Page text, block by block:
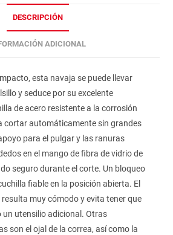
DESCRIPCIÓN
ADICIONAL
esta navaja se puede llevar
y seduce por su excelente
de acero resistente a la corrosión
cortar automáticamente sin grandes
para el pulgar y las ranuras
en el mango de fibra de vidrio de
seguro durante el corte. Un bloqueo
fiable en la posición abierta. El
muy cómodo y evita tener que
un utensilio adicional. Otras
son el ojal de la correa, así como la